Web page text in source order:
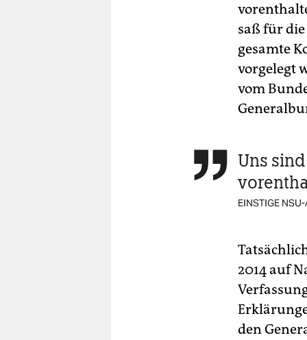
saß für
gesamte
vorgelegt
vom
 Uns
EINSTIGE
2014 auf
den